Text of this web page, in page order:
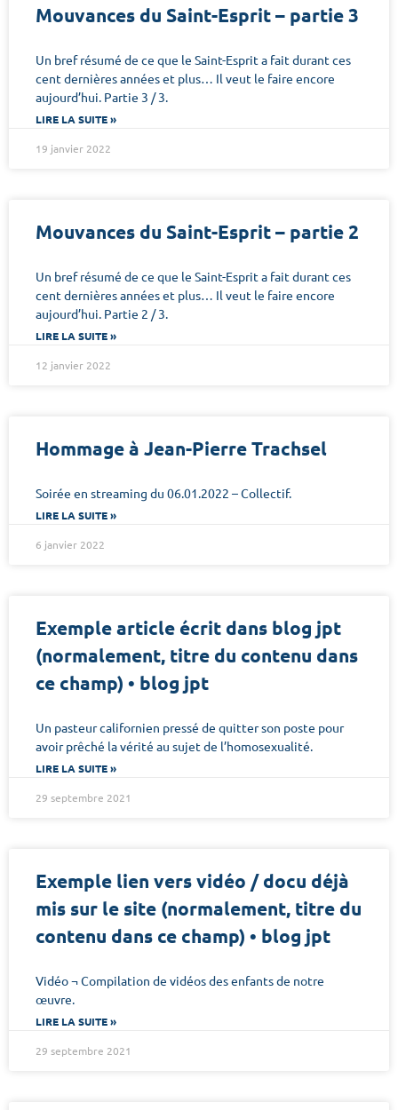
Mouvances du Saint-Esprit – partie 3
Un bref résumé de ce que le Saint-Esprit a fait durant ces
cent dernières années et plus… Il veut le faire encore
aujourd’hui. Partie 3 / 3.
LIRE LA SUITE »
19 janvier 2022
Mouvances du Saint-Esprit – partie 2
Un bref résumé de ce que le Saint-Esprit a fait durant ces
cent dernières années et plus… Il veut le faire encore
aujourd’hui. Partie 2 / 3.
LIRE LA SUITE »
12 janvier 2022
Hommage à Jean-Pierre Trachsel
Soirée en streaming du 06.01.2022 – Collectif.
LIRE LA SUITE »
6 janvier 2022
Exemple article écrit dans blog jpt
(normalement, titre du contenu dans
ce champ) • blog jpt
Un pasteur californien pressé de quitter son poste pour
avoir prêché la vérité au sujet de l’homosexualité.
LIRE LA SUITE »
29 septembre 2021
Exemple lien vers vidéo / docu déjà
mis sur le site (normalement, titre du
contenu dans ce champ) • blog jpt
Vidéo ¬ Compilation de vidéos des enfants de notre
œuvre.
LIRE LA SUITE »
29 septembre 2021